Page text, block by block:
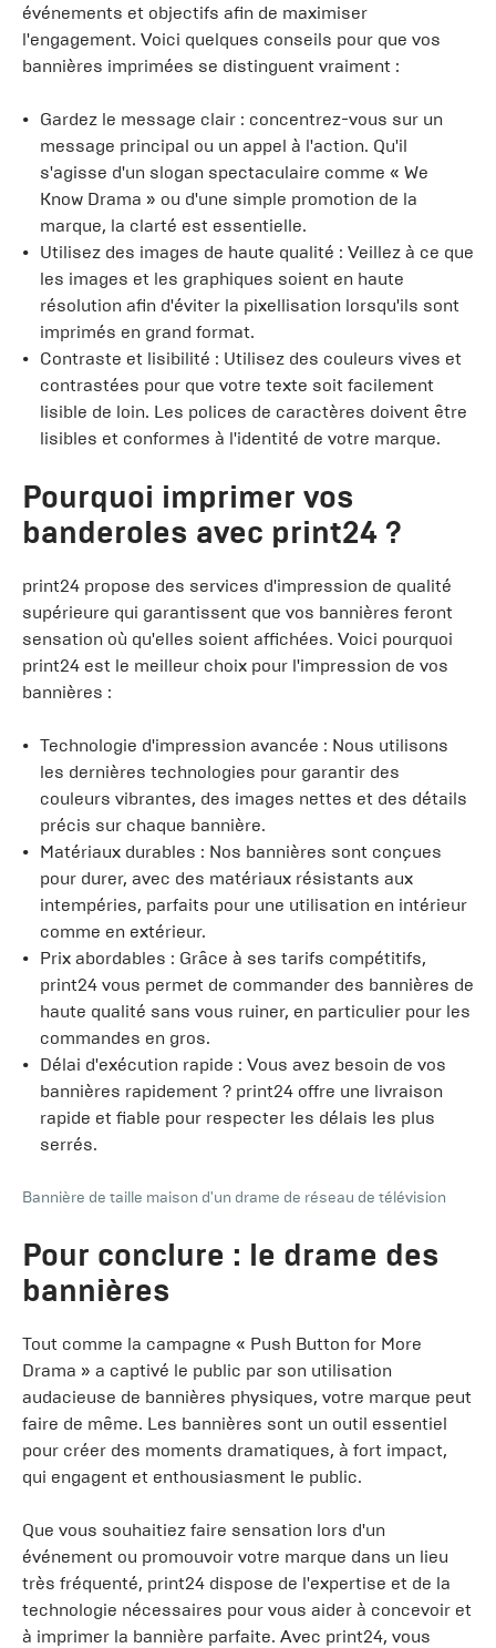
événements et objectifs afin de maximiser
l'engagement. Voici quelques conseils pour que vos
bannières imprimées se distinguent vraiment :
Gardez le message clair : concentrez-vous sur un
message principal ou un appel à l'action. Qu'il
s'agisse d'un slogan spectaculaire comme « We
Know Drama » ou d'une simple promotion de la
marque, la clarté est essentielle.
Utilisez des images de haute qualité : Veillez à ce que
les images et les graphiques soient en haute
résolution afin d'éviter la pixellisation lorsqu'ils sont
imprimés en grand format.
Contraste et lisibilité : Utilisez des couleurs vives et
contrastées pour que votre texte soit facilement
lisible de loin. Les polices de caractères doivent être
lisibles et conformes à l'identité de votre marque.
Pourquoi imprimer vos
banderoles avec print24 ?
print24 propose des services d'impression de qualité
supérieure qui garantissent que vos bannières feront
sensation où qu'elles soient affichées. Voici pourquoi
print24 est le meilleur choix pour l'impression de vos
bannières :
Technologie d'impression avancée : Nous utilisons
les dernières technologies pour garantir des
couleurs vibrantes, des images nettes et des détails
précis sur chaque bannière.
Matériaux durables : Nos bannières sont conçues
pour durer, avec des matériaux résistants aux
intempéries, parfaits pour une utilisation en intérieur
comme en extérieur.
Prix abordables : Grâce à ses tarifs compétitifs,
print24 vous permet de commander des bannières de
haute qualité sans vous ruiner, en particulier pour les
commandes en gros.
Délai d'exécution rapide : Vous avez besoin de vos
bannières rapidement ? print24 offre une livraison
rapide et fiable pour respecter les délais les plus
serrés.
Bannière de taille maison d'un drame de réseau de télévision
Pour conclure : le drame des
bannières
Tout comme la campagne « Push Button for More
Drama » a captivé le public par son utilisation
audacieuse de bannières physiques, votre marque peut
faire de même. Les bannières sont un outil essentiel
pour créer des moments dramatiques, à fort impact,
qui engagent et enthousiasment le public.
Que vous souhaitiez faire sensation lors d'un
événement ou promouvoir votre marque dans un lieu
très fréquenté, print24 dispose de l'expertise et de la
technologie nécessaires pour vous aider à concevoir et
à imprimer la bannière parfaite. Avec print24, vous